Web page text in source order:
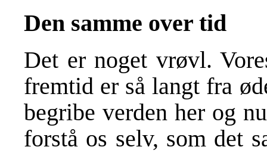
Den samme over tid
Det er noget vrøvl.
fremtid er så langt fra
begribe verden her og
forstå os selv, som det